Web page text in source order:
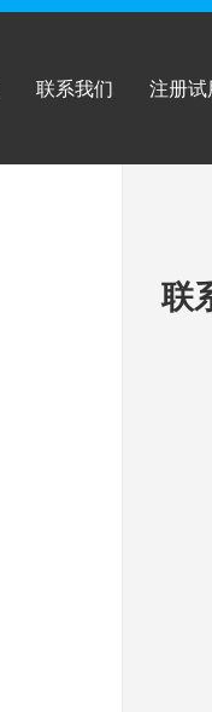
联系我们 注册试
至
联